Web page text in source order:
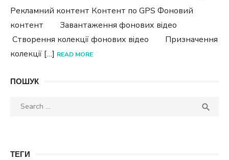
Рекламний контент Контент по GPS Фоновий
контент Завантаження фонових відео
Створення колекції фонових відео Призначення
колекції […] READ MORE
ПОШУК
Search

ТЕГИ